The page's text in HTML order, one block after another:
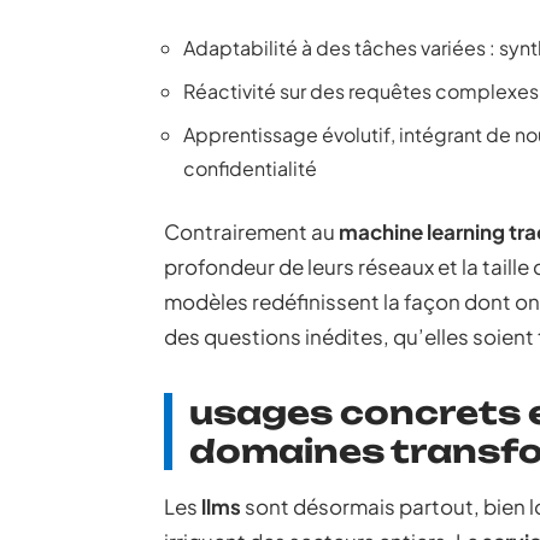
Adaptabilité à des tâches variées :
Réactivité sur des requêtes
Apprentissage évolutif, intégrant de
confidentialité
Contrairement au machine learning
profondeur de leurs réseaux et la
modèles redéfinissent la façon dont
des questions inédites, qu’elles
usages concrets
domaines
Les llms sont désormais partout, bien